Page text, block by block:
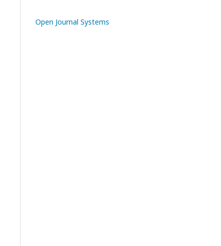
Open Journal Systems